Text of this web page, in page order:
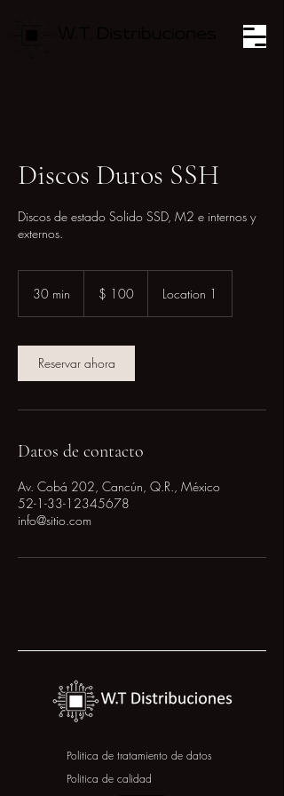
Discos Duros SSH
Discos de estado Solido SSD, M2 e internos y
externos.
30 min
m
i
n
colombianos
$ 100 Location 1
Reservar ahora
Datos de contacto
Av. Cobá 202, Cancún, Q.R., México
52-1-33-12345678
info@sitio.com
Politica de tratamiento de datos
Politica de calidad